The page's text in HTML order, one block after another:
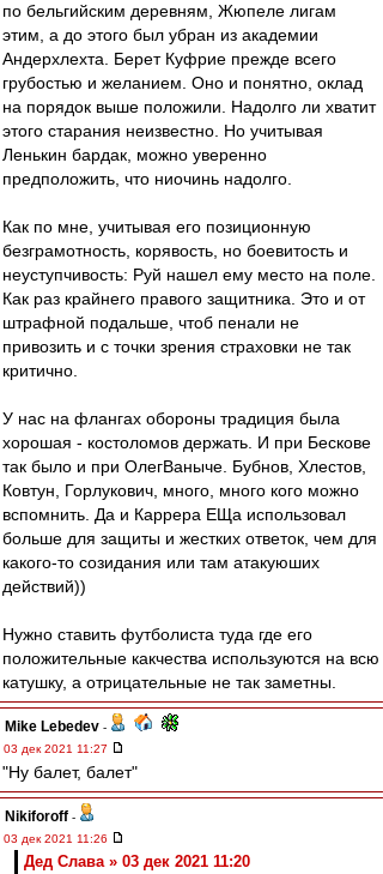
по бельгийским деревням, Жюпеле лигам
этим, а до этого был убран из академии
Андерхлехта. Берет Куфрие прежде всего
грубостью и желанием. Оно и понятно, оклад
на порядок выше положили. Надолго ли хватит
этого старания неизвестно. Но учитывая
Ленькин бардак, можно уверенно
предположить, что ниочинь надолго.
Как по мне, учитывая его позиционную
безграмотность, корявость, но боевитость и
неуступчивость: Руй нашел ему место на поле.
Как раз крайнего правого защитника. Это и от
штрафной подальше, чтоб пенали не
привозить и с точки зрения страховки не так
критично.
У нас на флангах обороны традиция была
хорошая - костоломов держать. И при Бескове
так было и при ОлегВаныче. Бубнов, Хлестов,
Ковтун, Горлукович, много, много кого можно
вспомнить. Да и Каррера ЕЩа использовал
больше для защиты и жестких ответок, чем для
какого-то созидания или там атакуюших
действий))
Нужно ставить футболиста туда где его
положительные какчества используются на всю
катушку, а отрицательные не так заметны.
Mike Lebedev -
03 дек 2021 11:27
"Ну балет, балет"
Nikiforoff -
03 дек 2021 11:26
Дед Слава » 03 дек 2021 11:20